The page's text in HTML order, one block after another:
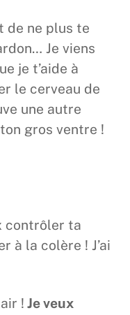
de ne plus te
Je viens
je t’aide à
le cerveau de
une autre
gros ventre !
contrôler ta
à la colère ! J’ai
! Je veux